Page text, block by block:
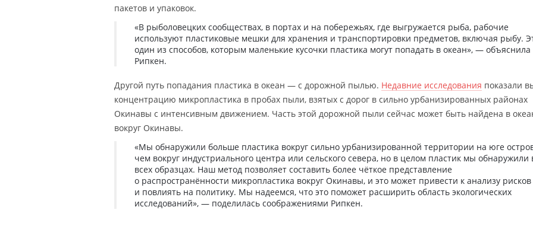
пакетов и упаковок.
«В рыболовецких сообществах, в портах и на побережьях, где выгружается рыба, рабочие
используют пластиковые мешки для хранения и транспортировки предметов, включая рыбу.
один из способов, которым маленькие кусочки пластика могут попадать в океан», — объяснила
Рипкен.
Другой путь попадания пластика в океан — с дорожной пылью. Недавние исследования показали
концентрацию микропластика в пробах пыли, взятых с дорог в сильно урбанизированных районах
Окинавы с интенсивным движением. Часть этой дорожной пыли сейчас может быть найдена в
вокруг Окинавы.
«Мы обнаружили больше пластика вокруг сильно урбанизированной территории на юге
чем вокруг индустриального центра или сельского севера, но в целом пластик мы обнаружили
всех образцах. Наш метод позволяет составить более чёткое представление
о распространённости микропластика вокруг Окинавы, и это может привести к анализу рисков
и повлиять на политику. Мы надеемся, что это поможет расширить область экологических
исследований», — поделилась соображениями Рипкен.